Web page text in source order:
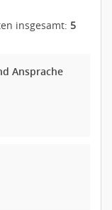
insgesamt: 5
Ansprache